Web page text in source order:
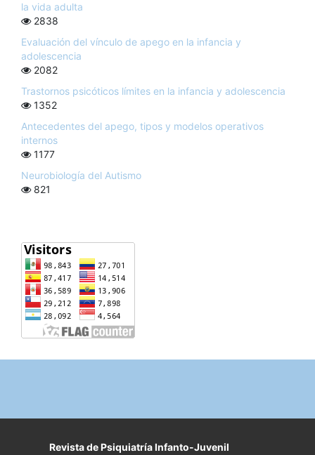
la vida adulta
2838
Evaluación del vínculo de apego en la infancia y
adolescencia
2082
Trastornos psicóticos límites en la infancia y adolescencia
1352
Antecedentes del apego, tipos y modelos operativos
internos
1177
Neurobiología del Autismo
821
Revista de Psiquiatría Infanto-Juvenil